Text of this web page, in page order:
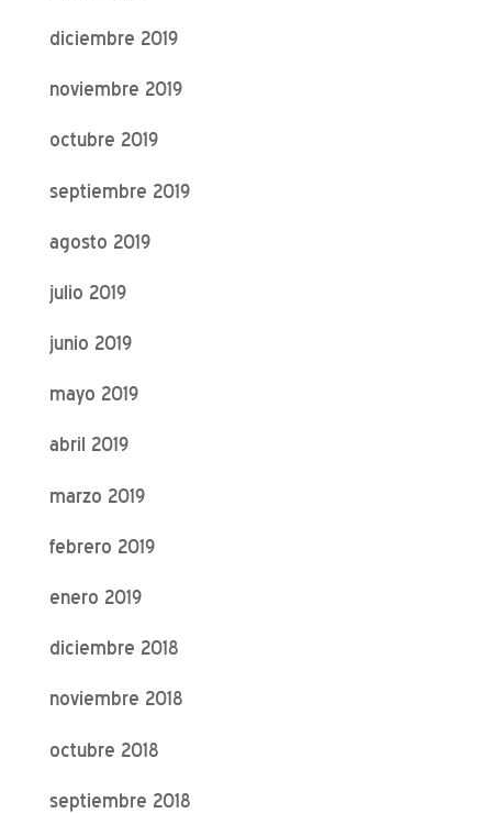
diciembre 2019
noviembre 2019
octubre 2019
septiembre 2019
agosto 2019
julio 2019
junio 2019
mayo 2019
abril 2019
marzo 2019
febrero 2019
enero 2019
diciembre 2018
noviembre 2018
octubre 2018
septiembre 2018